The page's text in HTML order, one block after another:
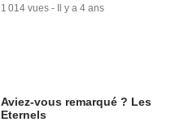
1 014 vues - Il y a 4 ans
Aviez-vous remarqué ? Les
Eternels